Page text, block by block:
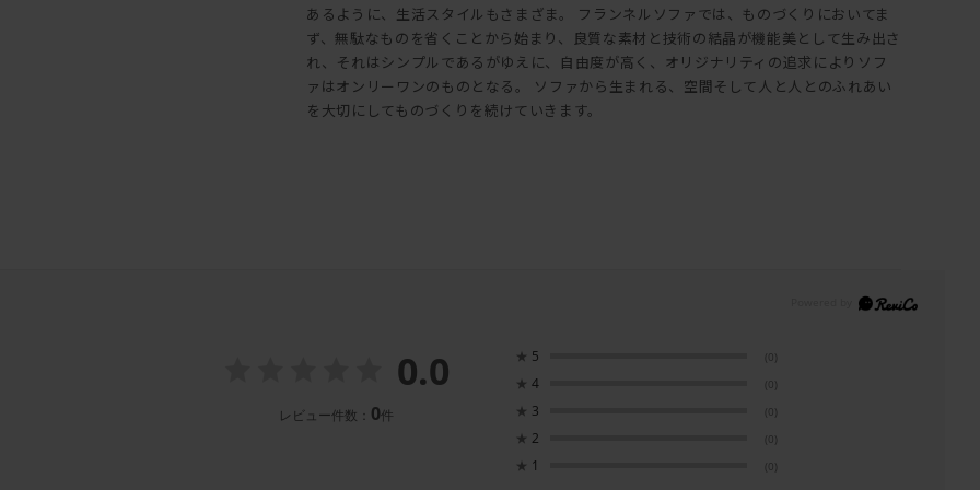
あるように、生活スタイルもさまざま。 フランネルソファでは、ものづくりにおいてま
ず、無駄なものを省くことから始まり、良質な素材と技術の結晶が機能美として生み出さ
れ、それはシンプルであるがゆえに、自由度が高く、オリジナリティの追求によりソフ
ァはオンリーワンのものとなる。 ソファから生まれる、空間そして人と人とのふれあい
を大切にしてものづくりを続けていきます。
0.0
レビュー件数： 0件
★ 5 (0)
★ 4 (0)
★ 3 (0)
★ 2 (0)
★ 1 (0)